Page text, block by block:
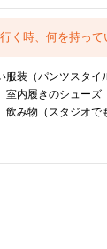
く時、何を持って
服装（パンツスタイ
室内履きのシューズ
飲み物（スタジオで